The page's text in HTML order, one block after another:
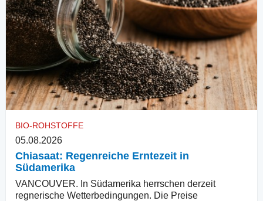
BIO-ROHSTOFFE
05.08.2026
Chiasaat: Regenreiche Erntezeit in
Südamerika
VANCOUVER. In Südamerika herrschen derzeit
regnerische Wetterbedingungen. Die Preise